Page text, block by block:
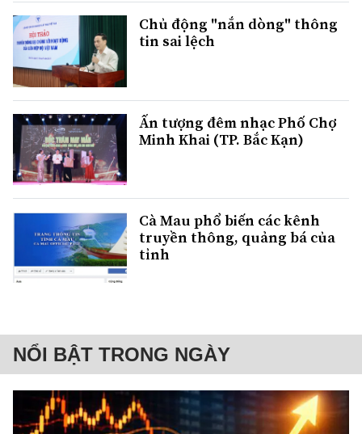
Chủ động "nắn dòng" thông
tin sai lệch
Ấn tượng đêm nhạc Phố Chợ
Minh Khai (TP. Bắc Kạn)
Cà Mau phổ biến các kênh
truyền thông, quảng bá của
tỉnh
NỔI BẬT TRONG NGÀY